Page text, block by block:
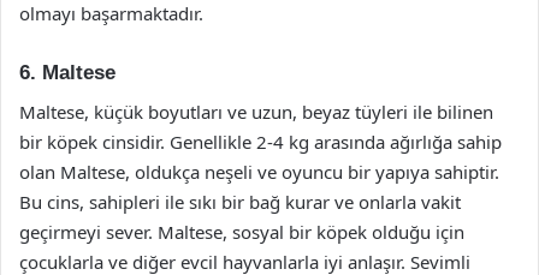
olmayı başarmaktadır.
6. Maltese
Maltese, küçük boyutları ve uzun, beyaz tüyleri ile bilinen
bir köpek cinsidir. Genellikle 2-4 kg arasında ağırlığa sahip
olan Maltese, oldukça neşeli ve oyuncu bir yapıya sahiptir.
Bu cins, sahipleri ile sıkı bir bağ kurar ve onlarla vakit
geçirmeyi sever. Maltese, sosyal bir köpek olduğu için
çocuklarla ve diğer evcil hayvanlarla iyi anlaşır. Sevimli